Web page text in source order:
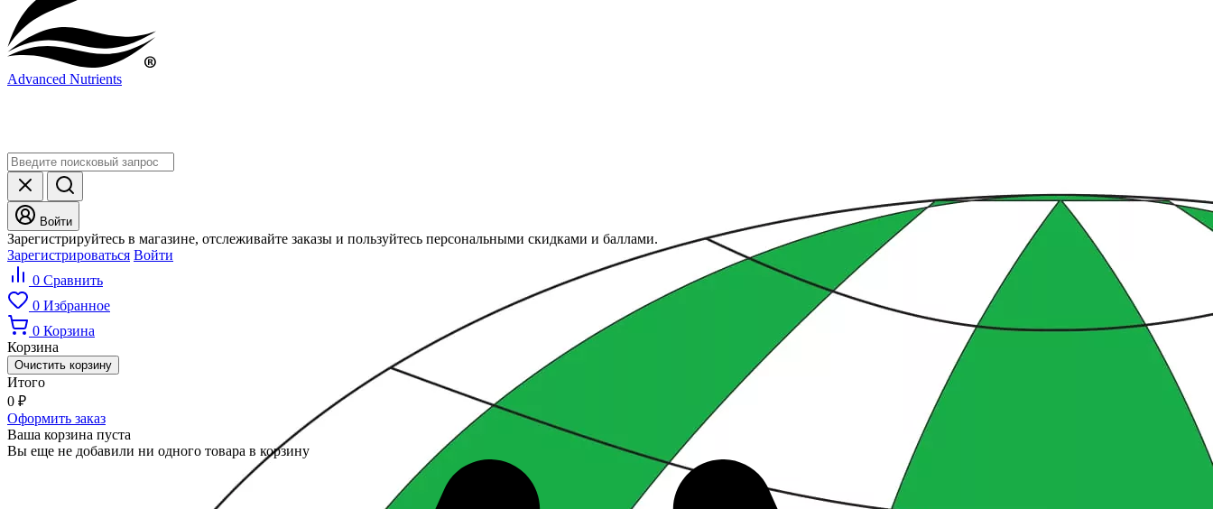
Advanced Nutrients
Войти
Зарегистрируйтесь в магазине, отслеживайте заказы и пользуйтесь персональными скидками и баллами.
Зарегистрироваться Войти
0 Сравнить
0 Избранное
0 Корзина
Корзина
Очистить корзину
Итого
0 ₽
Оформить заказ
Ваша корзина пуста
Вы еще не добавили ни одного товара в корзину